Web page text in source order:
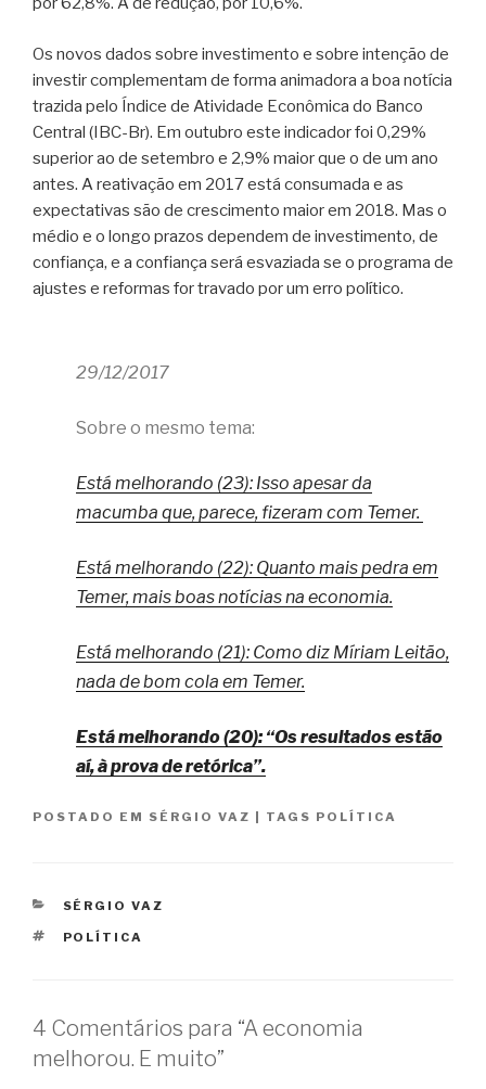
Os novos dados sobre investimento e sobre intenção de
investir complementam de forma animadora a boa notícia
trazida pelo Índice de Atividade Econômica do Banco
Central (IBC-Br). Em outubro este indicador foi 0,29%
superior ao de setembro e 2,9% maior que o de um ano
antes. A reativação em 2017 está consumada e as
expectativas são de crescimento maior em 2018. Mas o
médio e o longo prazos dependem de investimento, de
confiança, e a confiança será esvaziada se o programa de
ajustes e reformas for travado por um erro político.
29/12/2017
Sobre o mesmo tema:
Está melhorando (23): Isso apesar da
macumba que, parece, fizeram com Temer.
Está melhorando (22): Quanto mais pedra em
Temer, mais boas notícias na economia.
Está melhorando (21): Como diz Míriam Leitão,
nada de bom cola em Temer.
Está melhorando (20): “Os resultados estão
aí, à prova de retórica”.
POSTADO EM SÉRGIO VAZ TAGS POLÍTICA
CATEGORIAS
SÉRGIO VAZ
TAGS
POLÍTICA
4 Comentários para “A economia
melhorou. E muito”